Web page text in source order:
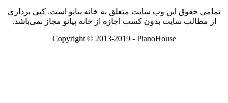
حقوق این وب سایت متعلق به خانه پیانو‌ است. کپی برداری
مطالب سایت بدون کسب اجازه از خانه پیانو مجاز نمی‌باشد.
Copyright © 2013-2019 - PianoHouse